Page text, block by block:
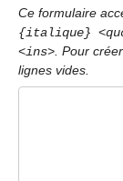
Ce formulaire
{italique}
<ins>. Pour
lignes vides.